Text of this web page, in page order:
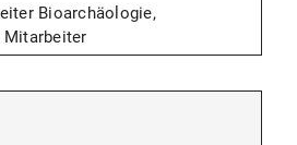
Bioarchäologie,